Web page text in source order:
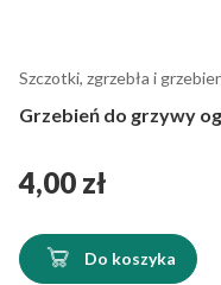
Szczotki, zgrzebła i
Grzebień do grzywy
Cena
4,00 zł
Do koszyka